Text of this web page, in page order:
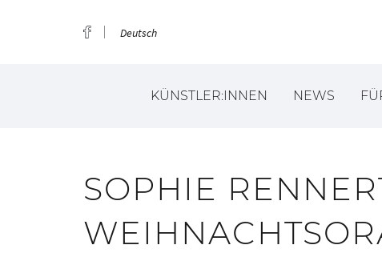
Deutsch
KÜNSTLER:INNEN NEWS
SOPHIE